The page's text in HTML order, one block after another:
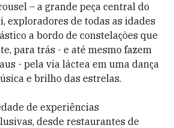
– a grande peça central do
exploradores de todas as idades
a bordo de constelações que
para trás - e até mesmo fazem
- pela via láctea em uma dança
e brilho das estrelas.
de experiências
desde restaurantes de